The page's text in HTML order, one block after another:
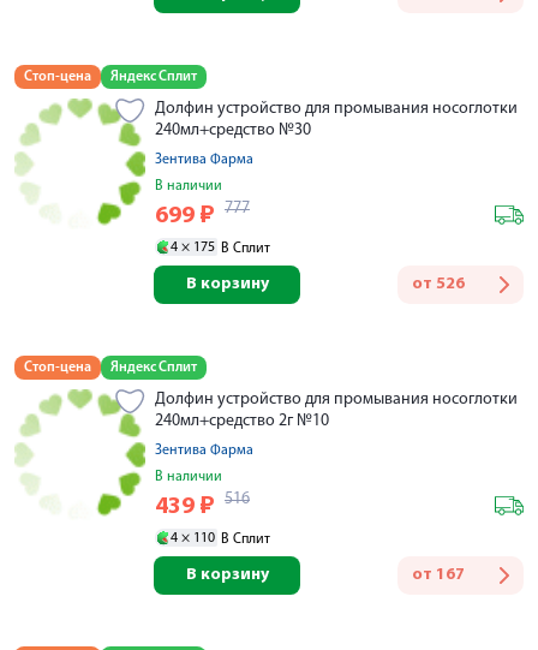
Стоп-цена Яндекс Сплит
Долфин устройство для промывания носоглотки
240мл+средство №30
Зентива Фарма
В наличии
699 ₽ 777
4 × 175 В Сплит
от 526
В корзину
Стоп-цена Яндекс Сплит
Долфин устройство для промывания носоглотки
240мл+средство 2г №10
Зентива Фарма
В наличии
439 ₽ 516
4 × 110 В Сплит
от 167
В корзину